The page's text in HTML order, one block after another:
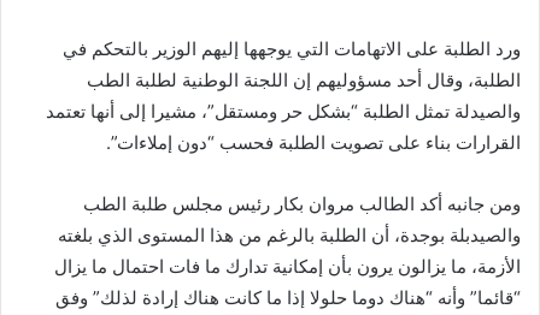
ورد الطلبة على الاتهامات التي يوجهها إليهم الوزير بالتحكم في
الطلبة، وقال أحد مسؤوليهم إن اللجنة الوطنية لطلبة الطب
والصيدلة تمثل الطلبة “بشكل حر ومستقل”، مشيرا إلى أنها تعتمد
القرارات بناء على تصويت الطلبة فحسب “دون إملاءات”.
ومن جانبه أكد الطالب مروان بكار رئيس مجلس طلبة الطب
والصيدبلة بوجدة، أن الطلبة بالرغم من هذا المستوى الذي بلغته
الأزمة، ما يزالون يرون بأن إمكانية تدارك ما فات احتمال ما يزال
“قائما” وأنه “هناك دوما حلولا إذا ما كانت هناك إرادة لذلك” وفق